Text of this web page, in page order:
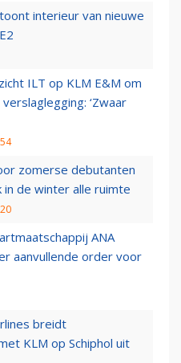
interieur van nieuwe
ILT op KLM E&M om
‘Zwaar
zomerse debutanten
in de winter alle ruimte
ANA
aanvullende order voor
breidt
KLM op Schiphol uit